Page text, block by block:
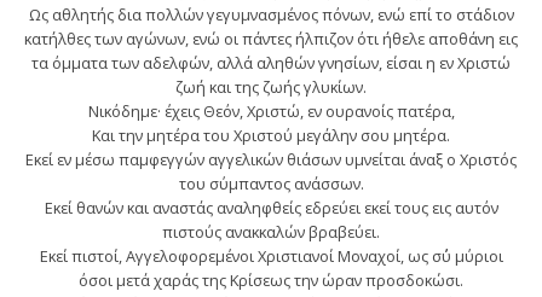
Ως αθλητής δια πολλών γεγυμνασμένος πόνων, ενώ επί το στάδιον
κατήλθες των αγώνων, ενώ οι πάντες ήλπιζον ότι ήθελε αποθάνη εις
τα όμματα των αδελφών, αλλά αληθών γνησίων, είσαι η εν Χριστώ
ζωή και της ζωής γλυκίων.
Νικόδημε· έχεις Θεόν, Χριστώ, εν ουρανοίς πατέρα,
Και την μητέρα του Χριστού μεγάλην σου μητέρα.
Εκεί εν μέσω παμφεγγών αγγελικών θιάσων υμνείται άναξ ο Χριστός
του σύμπαντος ανάσσων.
Εκεί θανών και αναστάς αναληφθείς εδρεύει εκεί τους εις αυτόν
πιστούς ανακκαλών βραβεύει.
Εκεί πιστοί, Αγγελοφορεμένοι Χριστιανοί Μοναχοί, ως σ΄ύ μύριοι
όσοι μετά χαράς της Κρίσεως την ώραν προσδοκώσι.